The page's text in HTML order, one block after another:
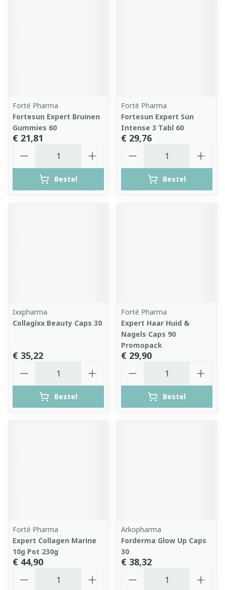
Forté Pharma
Fortesun Expert Bruinen
Gummies 60
€ 21,81
Bestel
Forté Pharma
Fortesun Expert Sun
Intense 3 Tabl 60
€ 29,76
Bestel
Ixxpharma
Collagixx Beauty Caps 30
€ 35,22
Bestel
Forté Pharma
Expert Haar Huid &
Nagels Caps 90
Promopack
€ 29,90
Bestel
Forté Pharma
Expert Collagen Marine
10g Pot 230g
€ 44,90
Arkopharma
Forderma Glow Up Caps
30
€ 38,32